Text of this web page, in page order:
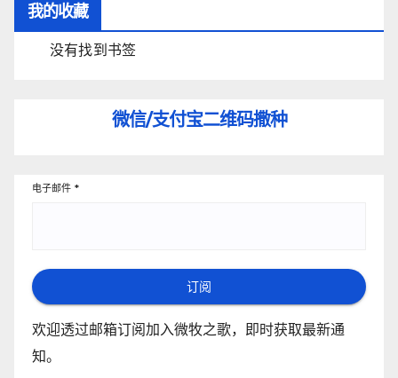
我的收藏
没有找到书签
微信/支付宝二维码撒种
电子邮件 *
订阅
欢迎透过邮箱订阅加入微牧之歌，即时获取最新通
知。